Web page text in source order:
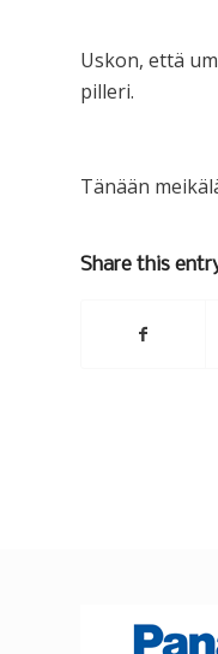
Uskon, että
pilleri.
Tänään
Share this